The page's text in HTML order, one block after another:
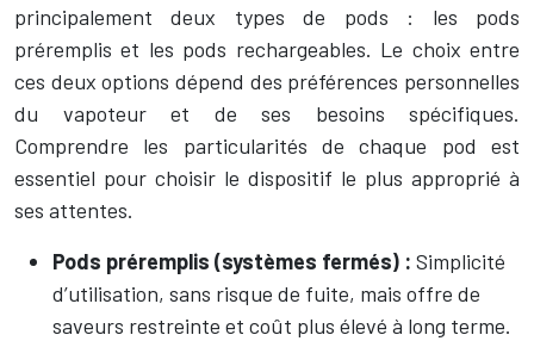
principalement deux types de pods : les pods
préremplis et les pods rechargeables. Le choix entre
ces deux options dépend des préférences personnelles
du vapoteur et de ses besoins spécifiques.
Comprendre les particularités de chaque pod est
essentiel pour choisir le dispositif le plus approprié à
ses attentes.
Pods préremplis (systèmes fermés) : Simplicité
d’utilisation, sans risque de fuite, mais offre de
saveurs restreinte et coût plus élevé à long terme.